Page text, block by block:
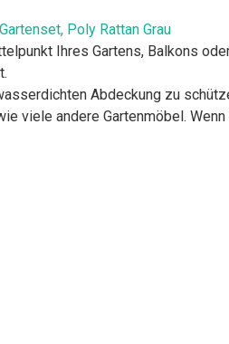
Poly Rattan Grau
Ihres Gartens, Balkons
Abdeckung zu
viele andere Gartenmöbel.